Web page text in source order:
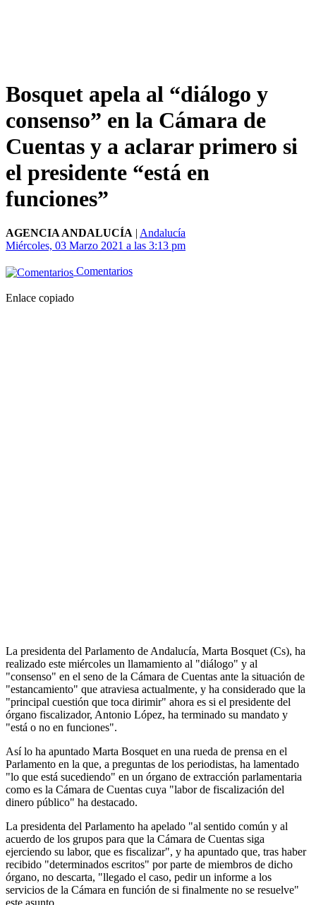
Bosquet apela al “diálogo y
consenso” en la Cámara de
Cuentas y a aclarar primero si
el presidente “está en
funciones”
AGENCIA ANDALUCÍA | Andalucía
Miércoles, 03 Marzo 2021 a las 3:13 pm
Comentarios
Enlace copiado
La presidenta del Parlamento de Andalucía, Marta Bosquet (Cs), ha
realizado este miércoles un llamamiento al "diálogo" y al
"consenso" en el seno de la Cámara de Cuentas ante la situación de
"estancamiento" que atraviesa actualmente, y ha considerado que la
"principal cuestión que toca dirimir" ahora es si el presidente del
órgano fiscalizador, Antonio López, ha terminado su mandato y
"está o no en funciones".
Así lo ha apuntado Marta Bosquet en una rueda de prensa en el
Parlamento en la que, a preguntas de los periodistas, ha lamentado
"lo que está sucediendo" en un órgano de extracción parlamentaria
como es la Cámara de Cuentas cuya "labor de fiscalización del
dinero público" ha destacado.
La presidenta del Parlamento ha apelado "al sentido común y al
acuerdo de los grupos para que la Cámara de Cuentas siga
ejerciendo su labor, que es fiscalizar", y ha apuntado que, tras haber
recibido "determinados escritos" por parte de miembros de dicho
órgano, no descarta, "llegado el caso, pedir un informe a los
servicios de la Cámara en función de si finalmente no se resuelve"
este asunto.